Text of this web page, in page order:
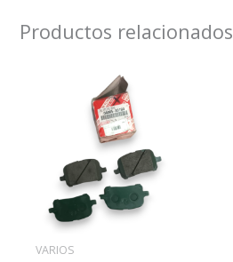
Productos relacionados
VARIOS